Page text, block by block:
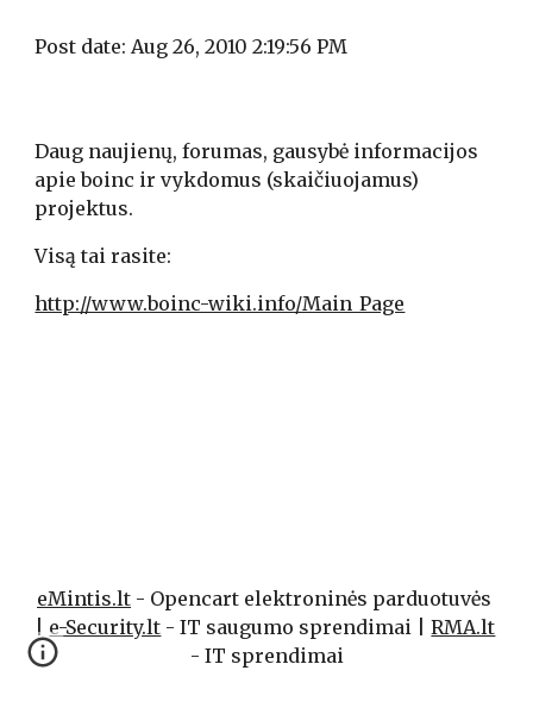
Post date: Aug 26, 2010 2:19:56 PM
Daug naujienų, forumas, gausybė informacijos
apie boinc ir vykdomus (skaičiuojamus)
projektus.
Visą tai rasite:
http://www.boinc-wiki.info/Main_Page
eMintis.lt - Opencart elektroninės parduotuvės
| e-Security.lt - IT saugumo sprendimai | RMA.lt
- IT sprendimai